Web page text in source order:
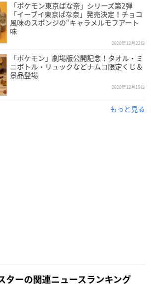
「ポケモン東京ばな奈」シリーズ第2弾
「イーブイ東京ばな奈」発売決定！チョコ
風味のスポンジの“キャラメルモフアート
味
2020年12月22日
「ポケモン」劇場版公開記念！タオル・ミ
ニボトル・リュックなどナムコ限定くじ＆
景品登場
2020年12月19日
もっと見る
ターの関連ニュースランキング